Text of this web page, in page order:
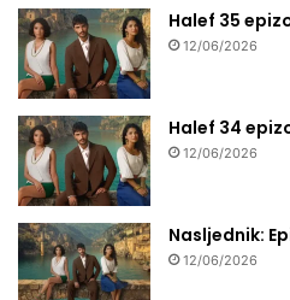
Halef 35
12/06/2026
Halef 34
12/06/2026
Nasljednik:
12/06/2026